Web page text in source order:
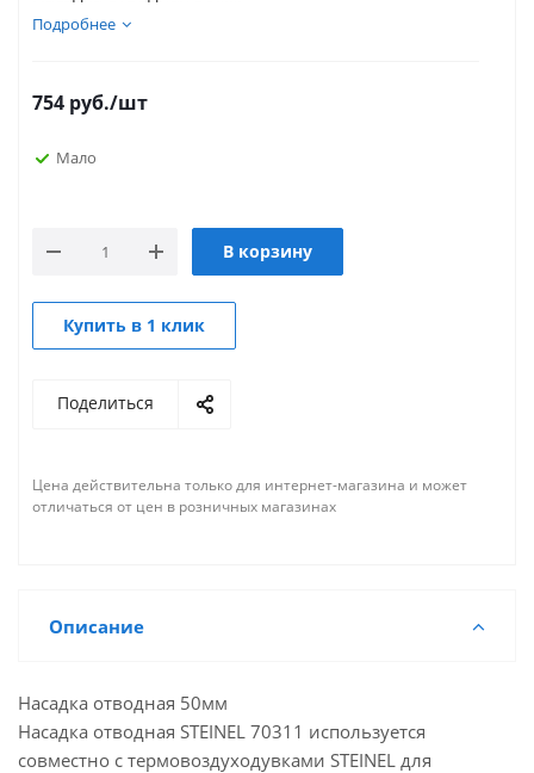
Подробнее
754 руб./шт
Мало
В корзину
Купить в 1 клик
Поделиться
Цена действительна только для интернет-магазина и может
отличаться от цен в розничных магазинах
Описание
Насадка отводная 50мм
Насадка отводная STEINEL 70311 используется
совместно с термовоздуходувками STEINEL для